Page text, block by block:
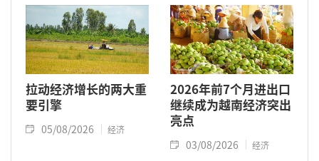
拉动经济增长的两大重
要引擎
05/08/2026 经济
2026年前7个月进出口
继续成为越南经济突出
亮点
03/08/2026 经济